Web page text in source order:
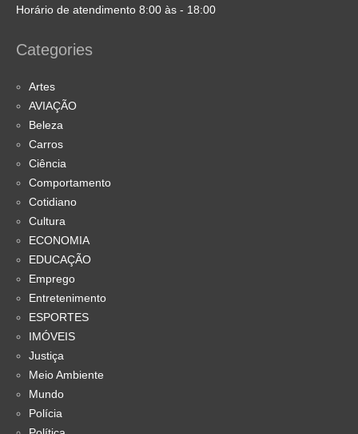
Horário de atendimento 8:00 às - 18:00
Categories
Artes
AVIAÇÃO
Beleza
Carros
Ciência
Comportamento
Cotidiano
Cultura
ECONOMIA
EDUCAÇÃO
Emprego
Entretenimento
ESPORTES
IMÓVEIS
Justiça
Meio Ambiente
Mundo
Polícia